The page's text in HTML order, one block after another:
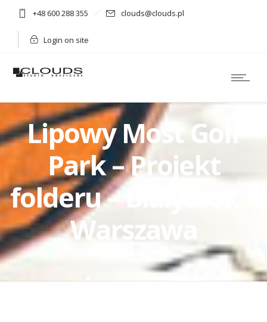
+48 600 288 355 clouds@clouds.pl
Login on site
Lipowy Most Golf
Park – Projekt
folderu – Białystok –
Warszawa